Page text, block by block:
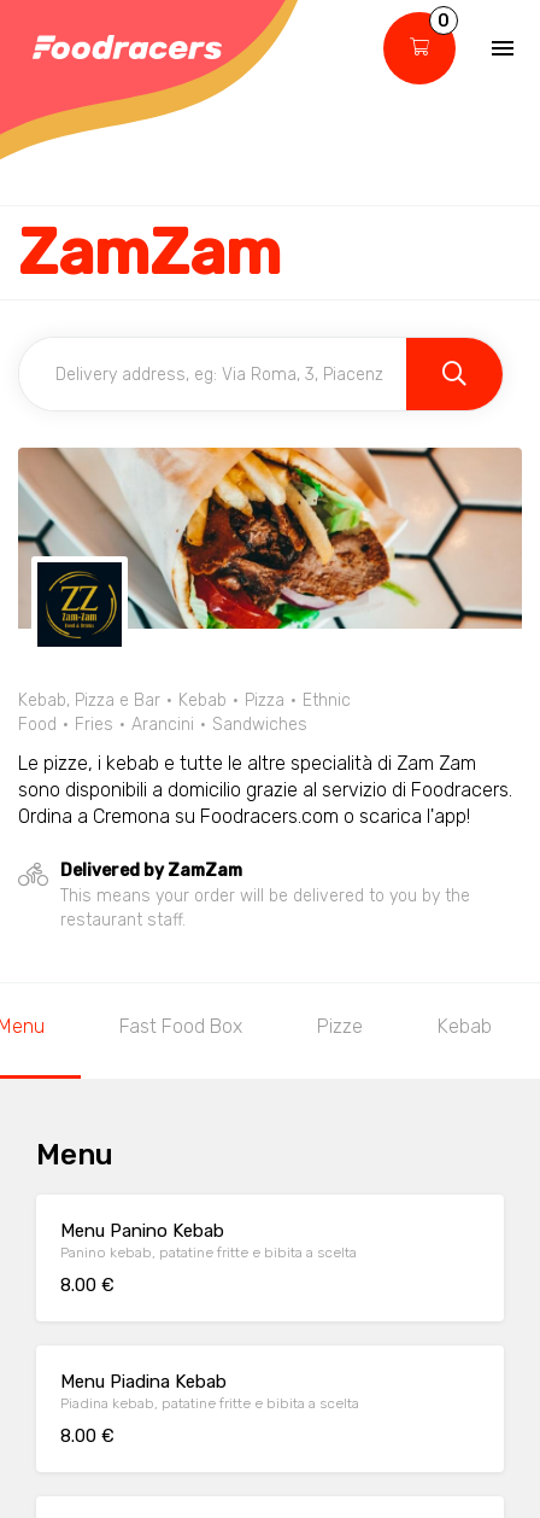
0
ZamZam
Kebab, Pizza e Bar Kebab Pizza
Ethnic
Food
Fries Arancini Sandwiches
Le pizze, i kebab e tutte le altre specialità di Zam Zam
sono disponibili a domicilio grazie al servizio di Foodracers.
Ordina a Cremona su Foodracers.com o scarica l'app!
Delivered by ZamZam
This means your order will be delivered to you by the
restaurant staff.
Fast Food Box Pizze Kebab
Menu
Menu Panino Kebab
Panino kebab, patatine fritte e bibita a scelta
8.00 €
Menu Piadina Kebab
Piadina kebab, patatine fritte e bibita a scelta
8.00 €